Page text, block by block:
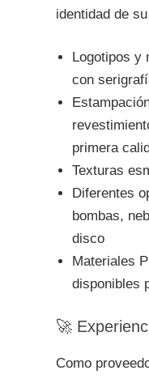
identidad de
Logotipos y
con
primera
Texturas
Diferentes
bombas,
disco
Materiales
disponibles
🚀
Como